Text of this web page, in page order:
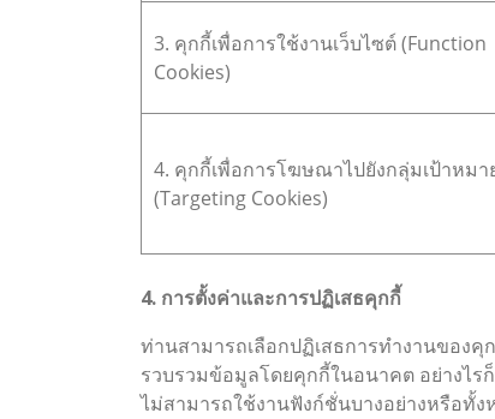
3. คุกกี้เพื่อการใช้งานเว็บไซต์ (Function
Cookies)
4. คุกกี้เพื่อการโฆษณาไปยังกลุ่มเป้าหมา
(Targeting Cookies)
4. การตั้งค่าและการปฏิเสธคุกกี้
ท่านสามารถเลือกปฏิเสธการทำงานของคุ
รวบรวมข้อมูลโดยคุกกี้ในอนาคต อย่างไร
ไม่สามารถใช้งานฟังก์ชั่นบางอย่างหรือทั้